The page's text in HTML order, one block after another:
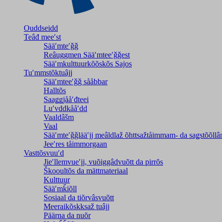
Ouddseidd
Teâđ meeʹst
Sääʹmteʹǧǧ
Reâuggmen Sääʹmteeʹǧǧest
Sääʹmkulttuurkõõskõs Sajos
Tuʹmmstõktuâjj
Sääʹmteeʹǧǧ sååbbar
Halltõs
Saaǥǥjååʹđteei
Luʹvddkååʹdd
Vaaldâšm
Vaal
Sääʹmteʹǧǧlääʹjj meâldlaž õhttsažtåimmam- da
Jeeʹres tåimmorgaan
Vasttõsvuuʹd
Jieʹllemvueʹjj, vuõiggâdvuõtt da pirrõs
Škooultõs da mättmateriaal
Kulttuur
Sääʹmǩiõll
Sosiaal da tiõrvâsvuõtt
Meeraikõskksaž tuâjj
Päärna da nuõr